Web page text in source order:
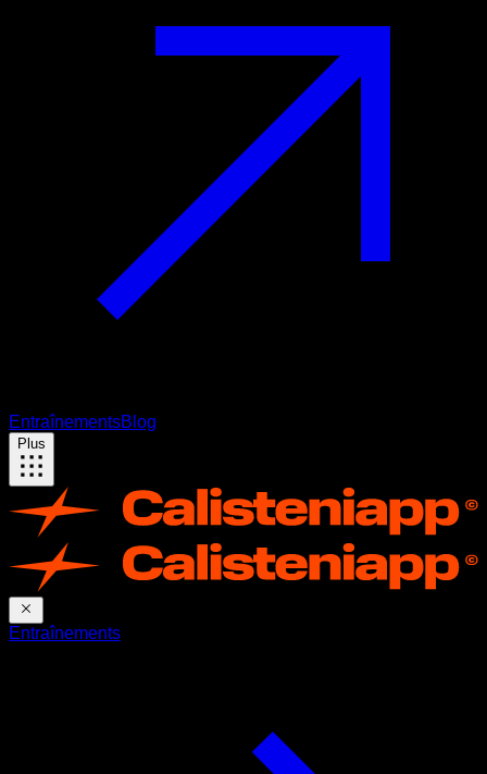
EntraînementsBlog
Plus
Entraînements